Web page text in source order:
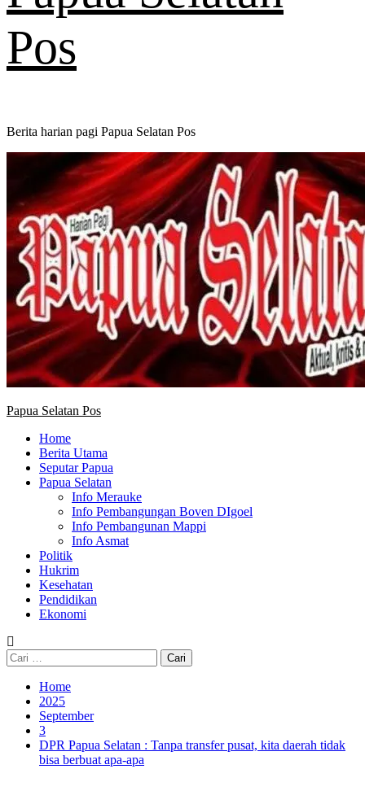
Pos
Berita harian pagi Papua Selatan Pos
Primary
Papua Selatan Pos
Home
Berita Utama
Seputar Papua
Papua Selatan
Info Merauke
Info Pembangungan Boven DIgoel
Info Pembangunan Mappi
Info Asmat
Politik
Hukrim
Kesehatan
Pendidikan
Ekonomi
Cari
untuk:
Home
2025
September
3
DPR Papua Selatan : Tanpa transfer pusat, kita daerah tidak
bisa berbuat apa-apa